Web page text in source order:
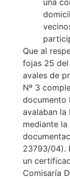
Que al
fojas 25
avales de
Nº 3
documento
avalaban la
mediante
23793/04).
un
Comisaría